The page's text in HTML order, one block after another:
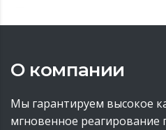
О компании
Мы гарантируем высокое
мгновенное реагирование